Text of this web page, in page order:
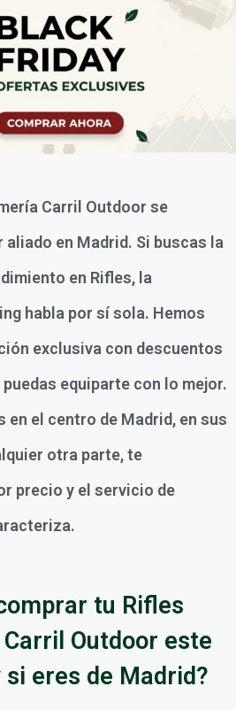
Carril Outdoor se
en Madrid. Si buscas la
en Rifles, la
habla por sí sola. Hemos
exclusiva con descuentos
equiparte con lo mejor.
en el centro de Madrid, en sus
otra parte, te
precio y el servicio de
tu Rifles
Outdoor este
si eres de Madrid?